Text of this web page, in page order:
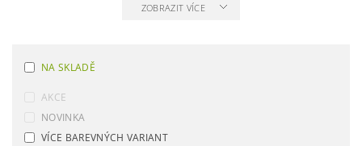
ZOBRAZIT VÍCE
NA SKLADĚ
AKCE
NOVINKA
VÍCE BAREVNÝCH VARIANT